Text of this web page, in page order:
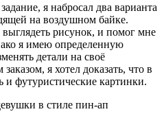
я набросал два варианта
на воздушном байке.
рисунок, и помог мне
я имею определенную
детали на своё
я хотел доказать, что в
и футуристические картинки.